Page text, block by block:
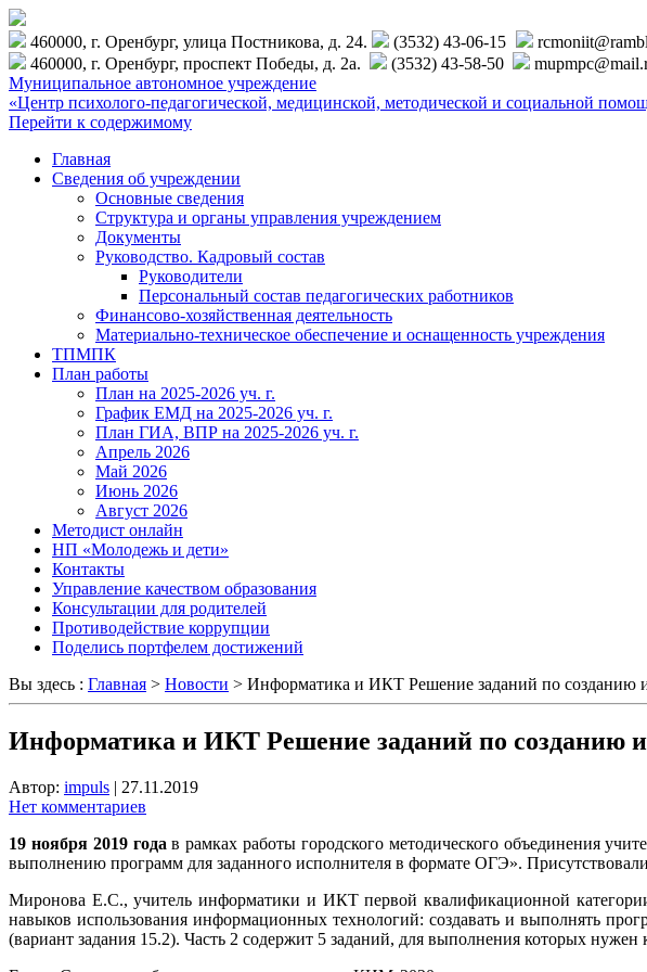
460000, г. Оренбург, улица Постникова, д. 24. (3532) 43-06-15
460000, г. Оренбург, проспект Победы, д. 2а.
(3532) 43-58-50
Муниципальное автономное учреждение
«Центр психолого-педагогической, медицинской, методической и социальной
Перейти к содержимому
Главная
Сведения об учреждении
Основные сведения
Структура и органы управления учреждением
Документы
Руководство. Кадровый состав
Руководители
Персональный состав педагогических работников
Финансово-хозяйственная деятельность
Материально-техническое обеспечение и оснащенность учреждения
ТПМПК
План работы
План на 2025-2026 уч. г.
График ЕМД на 2025-2026 уч. г.
План ГИА, ВПР на 2025-2026 уч. г.
Апрель 2026
Май 2026
Июнь 2026
Август 2026
Методист онлайн
НП «Молодежь и дети»
Контакты
Управление качеством образования
Консультации для родителей
Противодействие коррупции
Поделись портфелем достижений
Вы здесь : Главная > Новости > Информатика и ИКТ Решение заданий по созданию
Информатика и ИКТ Решение заданий по созданию
Автор: impuls | 27.11.2019
Нет комментариев
19 ноября 2019 годав рамках работы городского методического объединения
выполнению программ для заданного исполнителя в формате ОГЭ».
Миронова Е.С., учитель информатики и ИКТ первой квалификационной
навыков использования информационных технологий: создавать и выполнять
(вариант задания 15.2). Часть 2 содержит 5 заданий, для выполнения которых нужен